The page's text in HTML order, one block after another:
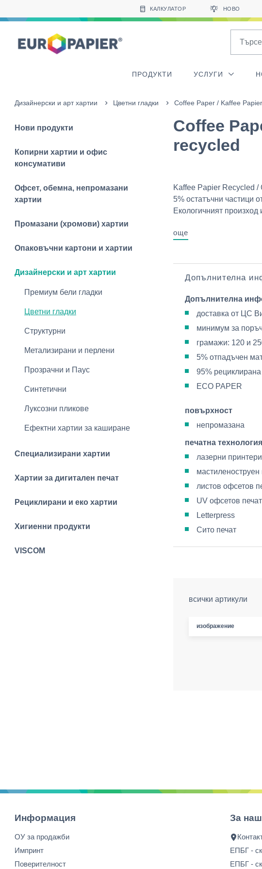
КАЛКУЛАТОР НОВО
ПРОДУКТИ УСЛУГИ
Дизайнерски и арт хартии Цветни гладки Coffee Paper / Kaffee
Нови продукти
Копирни хартии и офис
консумативи
Офсет, обемна, непромазани
хартии
Промазани (хромови) хартии
Опаковъчни картони и хартии
Дизайнерски и арт хартии
Премиум бели гладки
Цветни гладки
Структурни
Метализирани и перлени
Прозрачни и Паус
Синтетични
Луксозни пликове
Ефектни хартии за каширане
Специализирани хартии
Хартии за дигитален печат
Рециклирани и еко хартии
Хигиенни продукти
VISCOM
Coffee
recycled
Kaffee Papier Recycled
5% остатъчни частици
Екологичният произход
още
Допълнителна
Допълнителна
доставка от ЦС
минимум за
грамажи: 120 и
5% отпадъчен
95%
ECO PAPER
повърхност
непромазана
печатна технология
лазерни
мастиленоструен
листов офсетов
UV офсетов печат
Letterpress
Сито печат
всички артикули
изображение
Информация
ОУ за продажби
Импринт
Поверителност
За
ЕПБГ -
ЕПБГ -